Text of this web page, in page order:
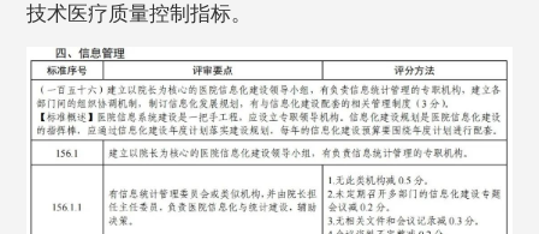
技术医疗质量控制指标。